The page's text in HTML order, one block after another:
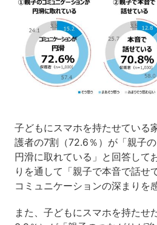
子どもにスマホを持たせている
護者の7割（72.6％）が「親子
円滑に取れている」と回答して
りを通して「親子で本音で話せ
コミュニケーションの深まりを
また、子どもにスマホを持たせ